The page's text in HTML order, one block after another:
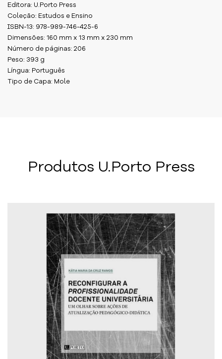
Editora: U.Porto Press
Coleção: Estudos e Ensino
ISBN-13: 978-989-746-425-6
Dimensões: 160 mm x 13 mm x 230 mm
Número de páginas: 206
Peso: 393 g
Língua: Português
Tipo de Capa: Mole
Produtos U.Porto Press